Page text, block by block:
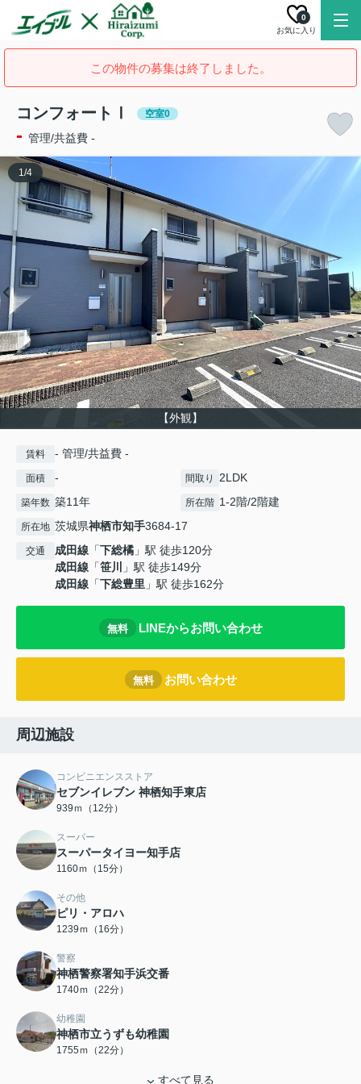
お気に入り
0
この物件の募集は終了しました。
コンフォートⅠ 空室0
- 管理/共益費 -
【外観】
1/4
賃料 - 管理/共益費 -
面積 - 間取り 2LDK
築年数 築11年 所在階 1-2階/2階建
所在地 茨城県神栖市知手3684-17
交通 成田線 「下総橘 」駅 徒歩120分
成田線 「笹川
」駅 徒歩149分
成田線 「下総豊里 」駅 徒歩162分
無料 LINEからお問い合わせ
無料 お問い合わせ
周辺施設
コンビニエンスストア
セブンイレブン 神栖知手東店
939ｍ（12分）
スーパー
スーパータイヨー知手店
1160ｍ（15分）
その他
ピリ・アロハ
1239ｍ（16分）
警察
神栖警察署知手浜交番
1740ｍ（22分）
幼稚園
神栖市立うずも幼稚園
1755ｍ（22分）
すべて見る